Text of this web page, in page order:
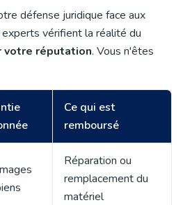
défense juridique face aux
vérifient la réalité du
votre réputation. Vous n'êtes
Ce qui est
remboursé
Réparation ou
remplacement du
matériel